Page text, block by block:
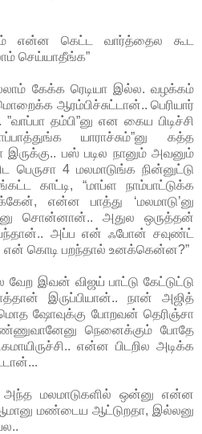
என்ன கெட்ட வார்த்தைல கூட
செய்யாதீங்க”
கேக்க ரெடியா இல்ல. வழக்கம்
ஆரம்பிச்சுட்டான்.. பெரியார்
தம்பி”னு என கைய பிடிச்சி
யாராச்சும்”னு கத்த
பஸ் படில நானும் அவனும்
4 மலமாடுங்க நின்னுட்டு
காட்டி, “மாப்ள நாம்பாட்டுக்க
என்ன பாத்து ‘மலமாடு’னு
சொன்னான்.. அதுல ஒருத்தன்
அப்ப என் ஃபோன் சவுண்ட்
என் கொடி பறந்தால் உனக்கென்ன?”
வேற இவன் விஜய் பாட்டு கேட்டுட்டு
இருப்பியான்.. நான் அஜித்
ஷோவுக்கு போறவன் தெரிஞ்சா
நெனைக்கும் போதே
என்ன பிடறில அடிக்க
அந்த மலமாடுகளில் ஒன்னு என்ன
ஆமானு மண்டைய ஆட்டுறதா, இல்லனு